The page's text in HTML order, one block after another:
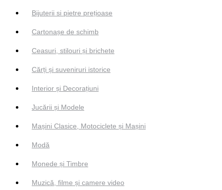
Bijuterii si pietre prețioase
Cartonașe de schimb
Ceasuri, stilouri și brichete
Cărți și suveniruri istorice
Interior și Decorațiuni
Jucării și Modele
Mașini Clasice, Motociclete și Mașini
Modă
Monede și Timbre
Muzică, filme și camere video